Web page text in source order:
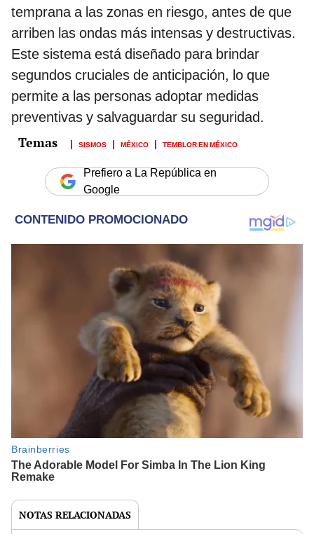
temprana a las zonas en riesgo, antes de que
arriben las ondas más intensas y destructivas.
Este sistema está diseñado para brindar
segundos cruciales de anticipación, lo que
permite a las personas adoptar medidas
preventivas y salvaguardar su seguridad.
SISMOS MÉXICO TEMBLOR EN MÉXICO
Prefiero a La República en
Google
NOTAS RELACIONADAS